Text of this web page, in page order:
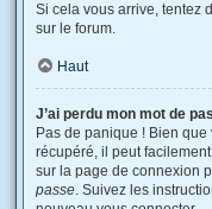
Si cela vous arrive, tentez
sur le forum.
Haut
J’ai perdu mon mot de
Pas de panique ! Bien
récupéré, il peut
sur la page de connexion
passe. Suivez les